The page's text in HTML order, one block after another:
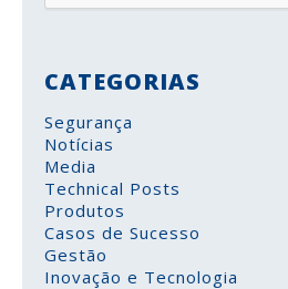
CATEGORIAS
Segurança
Notícias
Media
Technical Posts
Produtos
Casos de Sucesso
Gestão
Inovação e Tecnologia